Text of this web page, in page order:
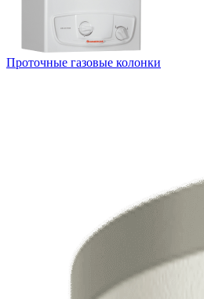
Проточные газовые колонки